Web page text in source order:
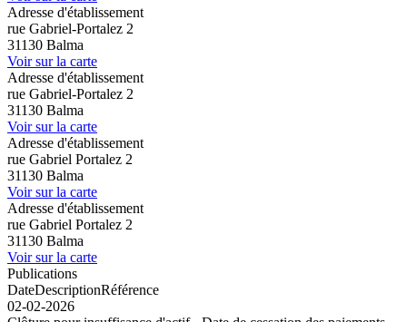
Adresse d'établissement
rue Gabriel-Portalez 2
31130 Balma
Voir sur la carte
Adresse d'établissement
rue Gabriel-Portalez 2
31130 Balma
Voir sur la carte
Adresse d'établissement
rue Gabriel Portalez 2
31130 Balma
Voir sur la carte
Adresse d'établissement
rue Gabriel Portalez 2
31130 Balma
Voir sur la carte
Publications
DateDescriptionRéférence
02-02-2026